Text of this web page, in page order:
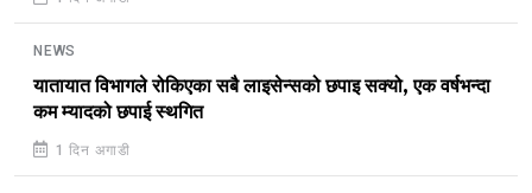
NEWS
यातायात विभागले रोकिएका सबै लाइसेन्सको छपाइ सक्यो, एक वर्षभन्दा
कम म्यादको छपाई स्थगित
1 दिन अगाडी